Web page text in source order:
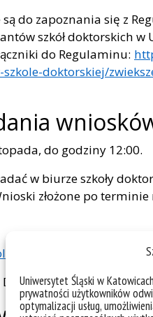
Uniwersytet Śląski w
prywatności użytkowników
optymalizacji usług,
są do zapoznania się z
szkół doktorskich w
do Regulaminu:
doktorskiej/
do godziny 12:00.
w biurze szkoły
złożone po
doktorska/biuro-
Doktorska:https://